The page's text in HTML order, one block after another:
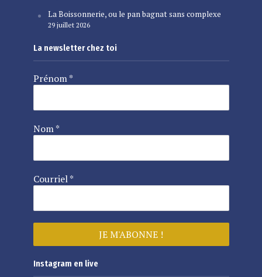
La Boissonnerie, ou le pan bagnat sans complexe
29 juillet 2026
La newsletter chez toi
Prénom*
Nom*
Courriel*
Instagram en live